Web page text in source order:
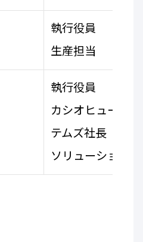
執行役員
生産担当
執行役員
カシオヒューマ
テムズ社長 兼
ソリューション